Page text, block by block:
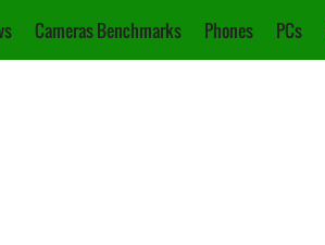
Cameras Benchmarks Phones PCs